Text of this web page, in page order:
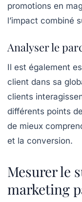
promotions en
l’impact combiné
Analyser le
Il est également
client dans sa
clients
différents points
de mieux
et la conversion.
Mesurer le
marketing